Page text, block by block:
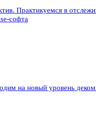
Практикуемся в
софта
на новый уровень